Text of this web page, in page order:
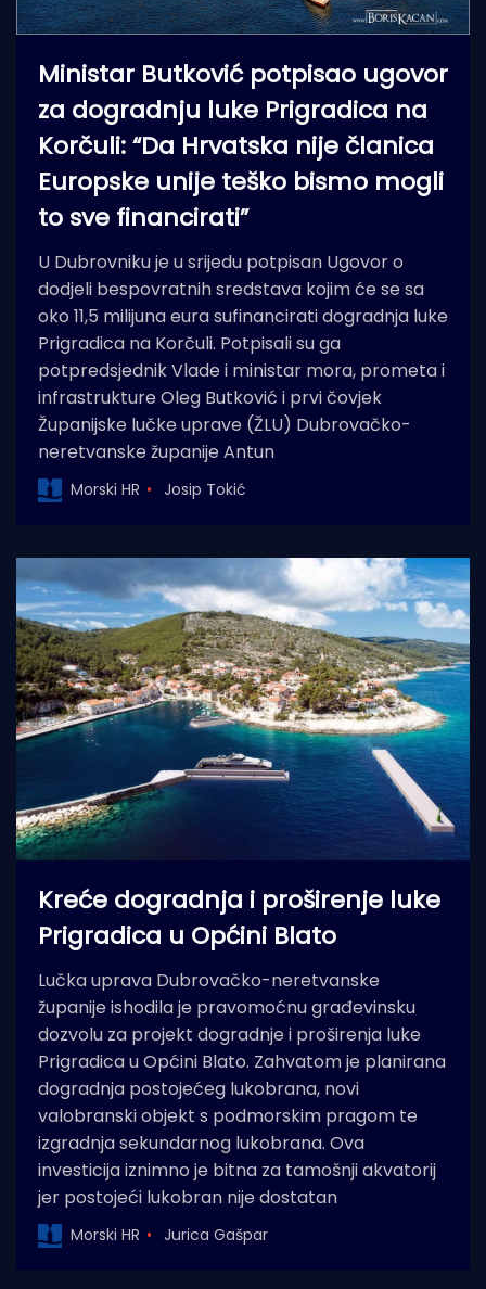
Ministar Butković potpisao ugovor
za dogradnju luke Prigradica na
Korčuli: “Da Hrvatska nije članica
Europske unije teško bismo mogli
to sve financirati”
U Dubrovniku je u srijedu potpisan Ugovor o
dodjeli bespovratnih sredstava kojim će se sa
oko 11,5 milijuna eura sufinancirati dogradnja luke
Prigradica na Korčuli. Potpisali su ga
potpredsjednik Vlade i ministar mora, prometa i
infrastrukture Oleg Butković i prvi čovjek
Županijske lučke uprave (ŽLU) Dubrovačko-
neretvanske županije Antun
Morski HR Josip Tokić
Kreće dogradnja i proširenje luke
Prigradica u Općini Blato
Lučka uprava Dubrovačko-neretvanske
županije ishodila je pravomoćnu građevinsku
dozvolu za projekt dogradnje i proširenja luke
Prigradica u Općini Blato. Zahvatom je planirana
dogradnja postojećeg lukobrana, novi
valobranski objekt s podmorskim pragom te
izgradnja sekundarnog lukobrana. Ova
investicija iznimno je bitna za tamošnji akvatorij
jer postojeći lukobran nije dostatan
Morski HR Jurica Gašpar